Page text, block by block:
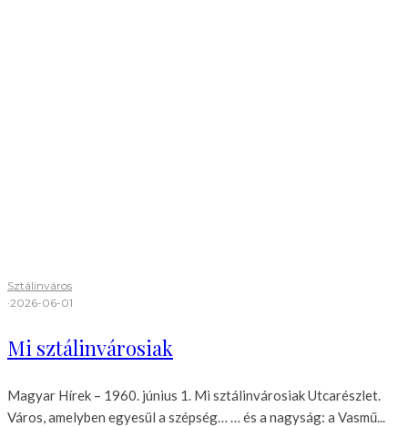
Sztálinváros
·2026-06-01
Mi sztálinvárosiak
Magyar Hírek – 1960. június 1. Mi sztálinvárosiak Utcarészlet.
Város, amelyben egyesül a szépség… … és a nagyság: a Vasmű...